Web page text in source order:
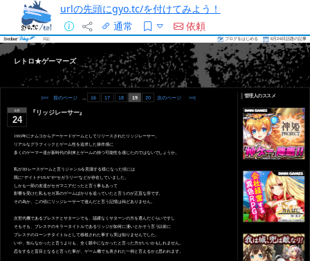
urlの先頭にgyo.tc/を付けてみよう！
通常
依頼